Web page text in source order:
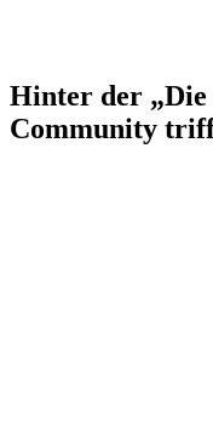
Hinter der
Community